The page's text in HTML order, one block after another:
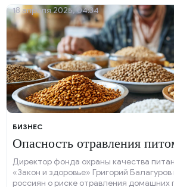
БИЗНЕС
Опасность отравления
Директор фонда охраны качества
«Закон и здоровье» Григорий
россиян о риске отравления
18 апреля 2025, 04:34